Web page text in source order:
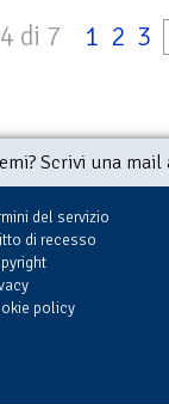
di 7 1 2 3
Scrivi una
del servizio
di recesso
policy